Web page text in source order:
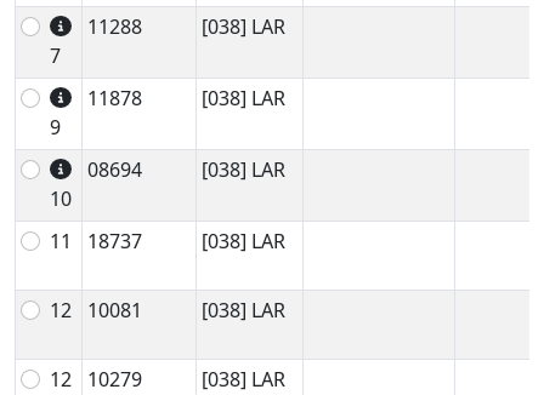
7
11288 [038] LAR
9
11878 [038] LAR
10
08694 [038] LAR
11 18737 [038] LAR
12 10081 [038] LAR
12 10279 [038] LAR